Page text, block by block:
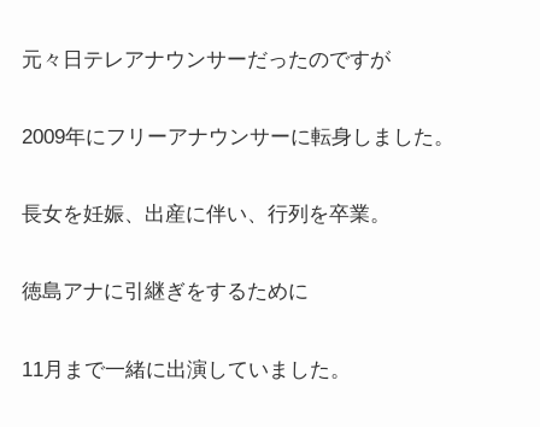
元々日テレアナウンサーだったのですが
2009年にフリーアナウンサーに転身しました。
長女を妊娠、出産に伴い、行列を卒業。
徳島アナに引継ぎをするために
11月まで一緒に出演していました。